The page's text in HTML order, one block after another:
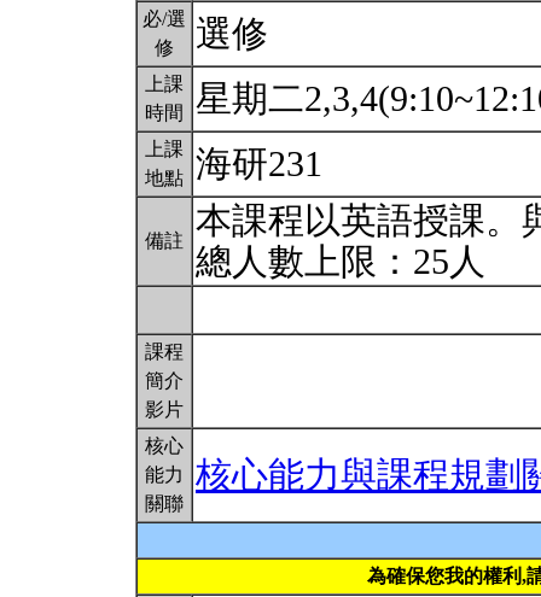
必/選
修
選修
上課
時間
星期二
上課
地點 海研231
備註
本課程以英語授課。
總人數上限：25人
課程
簡介
影片
核心
能力
關聯
核心能力與課程規劃
為確保您我的權利,